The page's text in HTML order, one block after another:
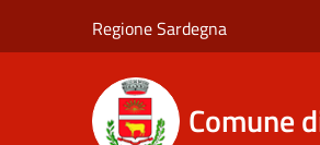
Regione Sardegna
Comune